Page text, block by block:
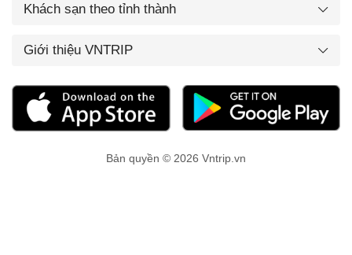
Khách sạn theo tỉnh thành
Giới thiệu VNTRIP
Bản quyền © 2026 Vntrip.vn